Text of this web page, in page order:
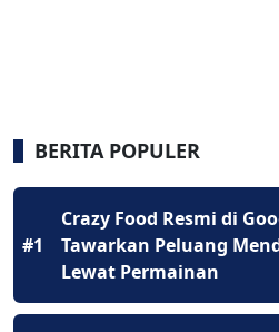
BERITA POPULER
#1
Crazy Food Resmi di
Tawarkan Peluang
Lewat Permainan